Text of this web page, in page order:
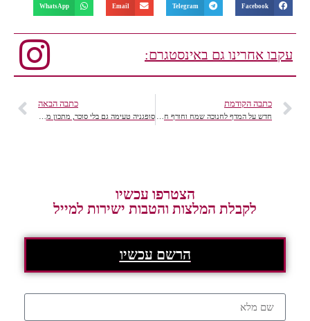
Facebook
Telegram
Email
WhatsApp
עקבו אחרינו גם באינסטגרם:
כתבה הקודמת כתבה הבאה
הצטרפו עכשיו
לקבלת המלצות והטבות ישירות למייל
הרשם עכשיו